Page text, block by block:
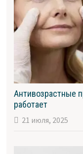
Антивозрастные
работает
21 июля, 2025